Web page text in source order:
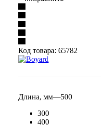
Код товара: 65782
Длина, мм—500
300
400